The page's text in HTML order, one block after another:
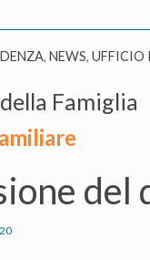
, NEWS, UFFICIO
Famiglia
del